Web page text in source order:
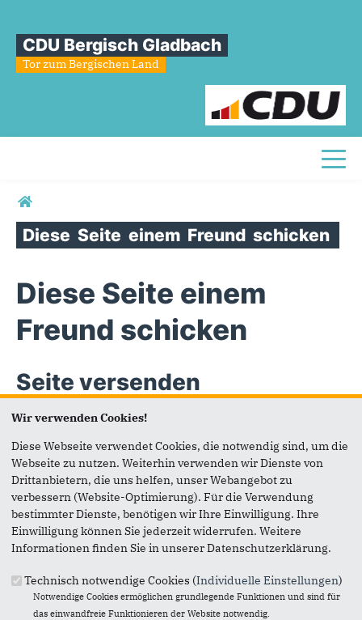
CDU Bergisch Gladbach
Tor zum Bergischen Land
Sie sind hier
Diese Seite einem Freund schicken
Diese Seite einem
Freund schicken
Seite versenden
weiterempfehlen.
Anmerkung: Ihre E-Mail-Adresse wird benötigt um die
Personen, denen Sie die Seite weiterempfehlen, zu
informieren, von wem die Empfehlung kommt, und dass es
kein Spam ist.
Das mit * gekennzeichnete Feld ist ein Pflichtfeld.
Eigene E-Mail-Adresse *
Wir verwenden Cookies!
Diese Webseite verwendet Cookies, die notwendig sind, um die
Webseite zu nutzen. Weiterhin verwenden wir Dienste von
Drittanbietern, die uns helfen, unser Webangebot zu
verbessern (Website-Optimierung). Für die Verwendung
bestimmter Dienste, benötigen wir Ihre Einwilligung. Ihre
Einwilligung können Sie jederzeit widerrufen. Weitere
Informationen finden Sie in unserer Datenschutzerklärung.
Technisch notwendige Cookies (Individuelle Einstellungen)
Notwendige Cookies ermöglichen grundlegende Funktionen und sind für
das einwandfreie Funktionieren der Website notwendig.